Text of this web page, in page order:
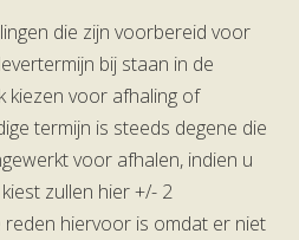
die zijn voorbereid voor
bij staan in de
kiezen voor afhaling of
termijn is steeds degene die
voor afhalen, indien u
zullen hier +/- 2
reden hiervoor is omdat er niet